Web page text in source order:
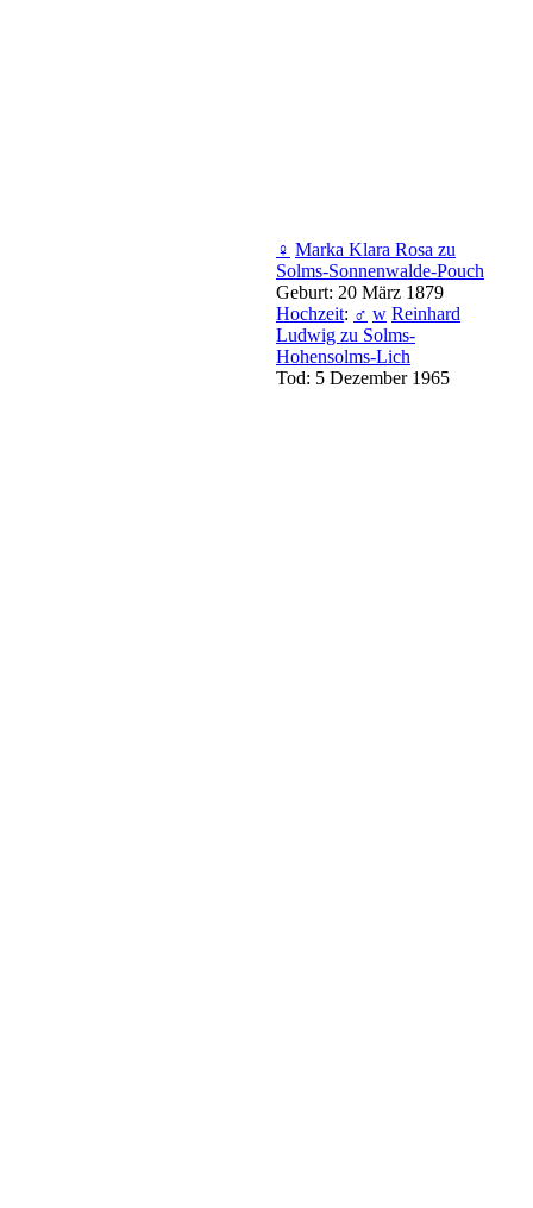
♀ Marka Klara Rosa zu
Solms-Sonnenwalde-Pouch
Geburt: 20 März 1879
Hochzeit: ♂ w Reinhard
Ludwig zu Solms-
Hohensolms-Lich
Tod: 5 Dezember 1965